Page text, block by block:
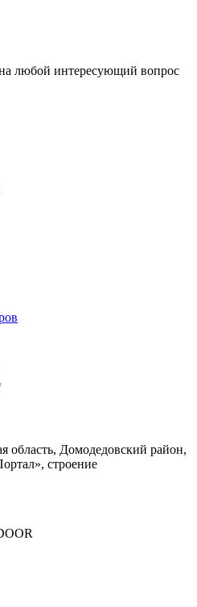
любой интересующий вопрос
область, Домодедовский район,
строение